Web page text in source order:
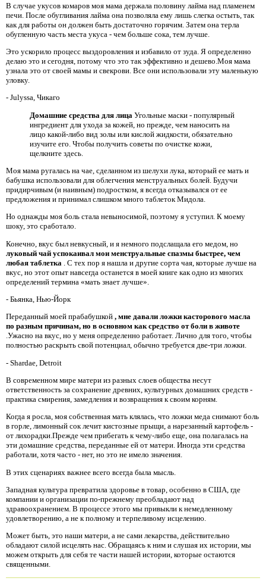
В случае укусов комаров моя мама держала половину лайма над пламенем
печи. После обугливания лайма она позволяла ему лишь слегка остыть, так
как для работы он должен быть достаточно горячим. Затем она терла
обугленную часть места укуса - чем больше сока, тем лучше.
Это ускорило процесс выздоровления и избавило от зуда. Я определенно
делаю это и сегодня, потому что это так эффективно и дешево.Моя мама
узнала это от своей мамы и свекрови. Все они использовали эту маленькую
уловку.
- Julyssa, Чикаго
Домашние средства для лица Угольные маски - популярный
ингредиент для ухода за кожей, но прежде, чем наносить на
лицо какой-либо вид золы или кислой жидкости, обязательно
изучите его. Чтобы получить советы по очистке кожи,
щелкните здесь.
Моя мама ругалась на чае, сделанном из шелухи лука, который ее мать и
бабушка использовали для облегчения менструальных болей. Будучи
придирчивым (и наивным) подростком, я всегда отказывался от ее
предложения и принимал слишком много таблеток Мидола.
Но однажды моя боль стала невыносимой, поэтому я уступил. К моему
шоку, это сработало.
Конечно, вкус был невкусный, и я немного подслащала его медом, но
луковый чай успокаивал мои менструальные спазмы быстрее, чем
любая таблетка
. С тех пор я нашла и другие сорта чая, которые лучше на
вкус, но этот опыт навсегда останется в моей книге как одно из многих
определений термина «мать знает лучше».
- Бьянка, Нью-Йорк
Переданный моей прабабушкой , мне давали ложки касторового масла
по разным причинам, но в основном как средство от боли в животе
.Ужасно на вкус, но у меня определенно работает. Лично для того, чтобы
полностью раскрыть свой потенциал, обычно требуется две-три ложки.
- Shardae, Detroit
В современном мире матери из разных слоев общества несут
ответственность за сохранение древних, культурных домашних средств -
практика смирения, замедления и возвращения к своим корням.
Когда я росла, моя собственная мать клялась, что ложки меда снимают боль
в горле, лимонный сок лечит кистозные прыщи, а нарезанный картофель -
от лихорадки.Прежде чем прибегать к чему-либо еще, она полагалась на
эти домашние средства, переданные ей от матери. Иногда эти средства
работали, хотя часто - нет, но это не имело значения.
В этих сценариях важнее всего всегда была мысль.
Западная культура превратила здоровье в товар, особенно в США, где
компании и организации по-прежнему преобладают над
здравоохранением. В процессе этого мы привыкли к немедленному
удовлетворению, а не к полному и терпеливому исцелению.
Может быть, это наши матери, а не сами лекарства, действительно
обладают силой исцелять нас. Обращаясь к ним и слушая их истории, мы
можем открыть для себя те части нашей истории, которые остаются
священными.